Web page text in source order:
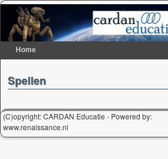
Home
Spellen
(C)opyright: CARDAN Educatie - Powered by:
www.renaissance.nl